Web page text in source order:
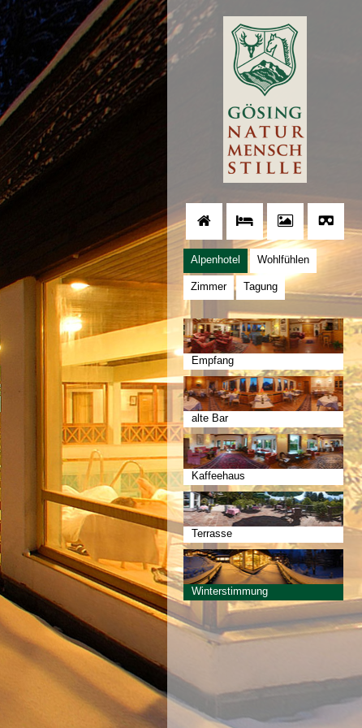
Alpenhotel Wohlfühlen
Zimmer Tagung
Empfang
alte Bar
Kaffeehaus
Terrasse
Winterstimmung